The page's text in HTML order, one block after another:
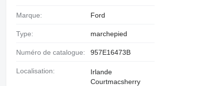
Marque: Ford
Type: marchepied
Numéro de catalogue: 957E16473B
Localisation:
Irlande
Courtmacsherry